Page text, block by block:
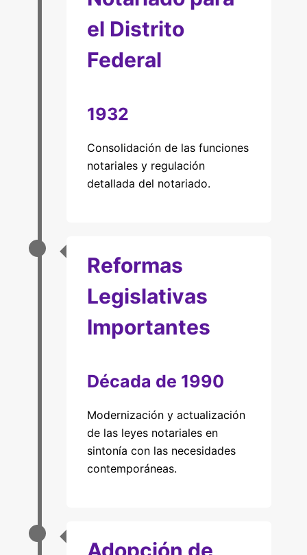
el Distrito
Federal
1932
Consolidación de las funciones
notariales y regulación
detallada del notariado.
Reformas
Legislativas
Importantes
Década de 1990
Modernización y actualización
de las leyes notariales en
sintonía con las necesidades
contemporáneas.